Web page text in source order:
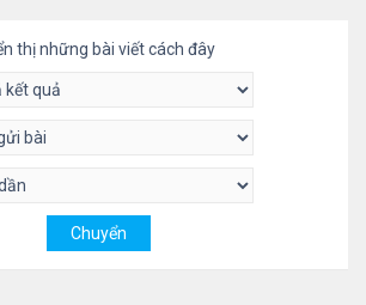
thị những bài viết cách đây